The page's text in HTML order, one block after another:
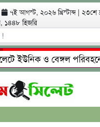
৭ই আগস্ট, ২০২৬ খ্রিস্টাব্দ | ২৩শে
হিজরি
ইউনিক ও বেঙ্গল
প্রেমের ফাঁদে তরুণী